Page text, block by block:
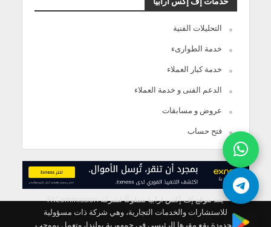
التحليلات الفنية
خدمة الطوارىء
خدمة كبار العملاء
الدعم الفنى و خدمة العملاء
عروض و مسابقات
فتح حساب
يعد موقع إف إكس ارابيا مملوكًا لشركة FXCommission
للاستشارات والخدمات التجارية، وهي شركة ذات مسؤولية